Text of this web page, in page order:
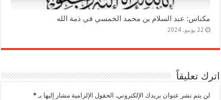
مكناس: عبد السلام بن محمد الخمسي في ذمة الله
22 يونيو، 2024
اترك تعليقاً
لن يتم نشر عنوان بريدك الإلكتروني. الحقول الإلزامية مشار إليها بـ*